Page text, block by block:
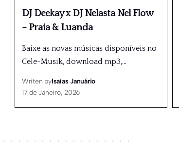
DJ Deekay x DJ Nelasta Nel Flow
– Praia & Luanda
Baixe as novas músicas disponíveis no
Cele-Musik, download mp3,…
Writen byIsaías Januário
17 de Janeiro, 2026